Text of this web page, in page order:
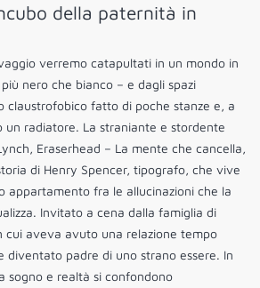
della paternità in
verremo catapultati in un mondo in
nero che bianco – e dagli spazi
claustrofobico fatto di poche stanze e, a
radiatore. La straniante e stordente
Eraserhead – La mente che cancella,
di Henry Spencer, tipografo, che vive
appartamento fra le allucinazioni che la
Invitato a cena dalla famiglia di
cui aveva avuto una relazione tempo
diventato padre di uno strano essere. In
sogno e realtà si confondono